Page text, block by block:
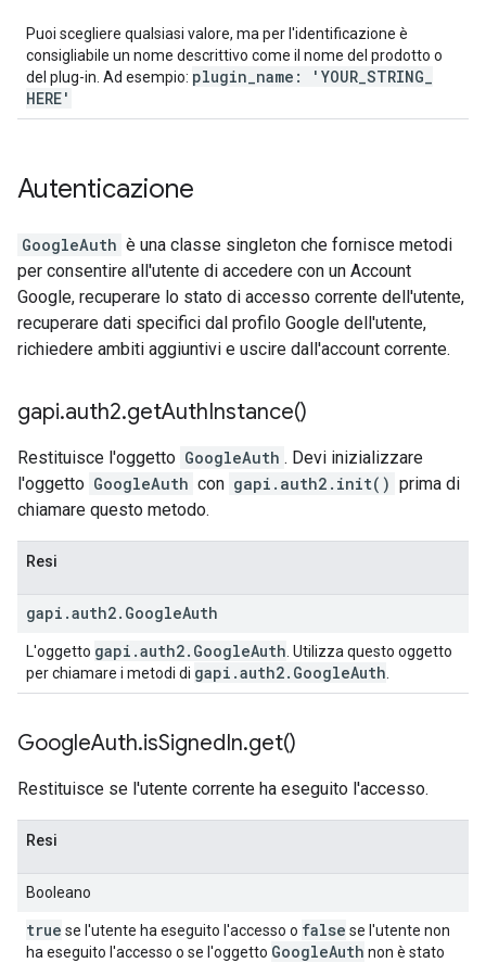
Puoi scegliere qualsiasi valore, ma per l'identificazione è
consigliabile un nome descrittivo come il nome del prodotto o
del plug-in. Ad esempio: plugin name: 'YOUR STRING
HERE'
Autenticazione
GoogleAuth è una classe singleton che fornisce metodi
per consentire all'utente di accedere con un Account
Google, recuperare lo stato di accesso corrente dell'utente,
recuperare dati specifici dal profilo Google dell'utente,
richiedere ambiti aggiuntivi e uscire dall'account corrente.
gapi.auth2.getAuthInstance()
Restituisce l'oggetto GoogleAuth . Devi inizializzare
l'oggetto GoogleAuth con gapi.auth2.init() prima di
chiamare questo metodo.
Resi
gapi .auth2. GoogleAuth
L'oggetto gapi .auth2. GoogleAuth . Utilizza questo oggetto
per chiamare i metodi di gapi .auth2. GoogleAuth
GoogleAuth.isSignedIn.get()
Restituisce se l'utente corrente ha eseguito l'accesso.
Resi
Booleano
true se l'utente ha eseguito l'accesso o false se l'utente non
ha eseguito l'accesso o se l'oggetto GoogleAuth non è stato